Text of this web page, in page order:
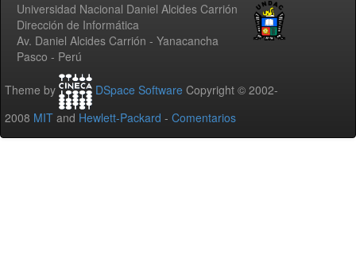
Universidad Nacional Daniel Alcides Carrión
Dirección de Informática
Av. Daniel Alcides Carrión - Yanacancha
Pasco - Perú
Theme by DSpace Software Copyright © 2002-
2008 MIT and Hewlett-Packard - Comentarios